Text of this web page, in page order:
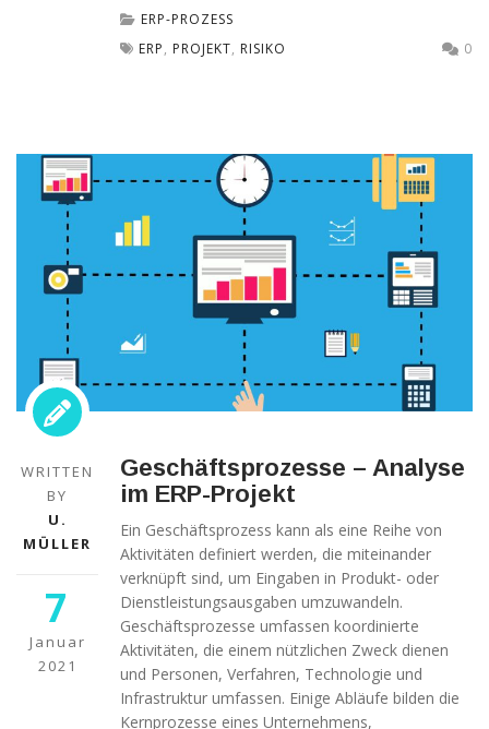
ERP-PROZESS
ERP, PROJEKT, RISIKO 0
WRITTEN
BY
U.
MÜLLER
7
Januar
2021
Geschäftsprozesse – Analyse
im ERP-Projekt
Ein Geschäftsprozess kann als eine Reihe von
Aktivitäten definiert werden, die miteinander
verknüpft sind, um Eingaben in Produkt- oder
Dienstleistungsausgaben umzuwandeln.
Geschäftsprozesse umfassen koordinierte
Aktivitäten, die einem nützlichen Zweck dienen
und Personen, Verfahren, Technologie und
Infrastruktur umfassen. Einige Abläufe bilden die
Kernprozesse eines Unternehmens,